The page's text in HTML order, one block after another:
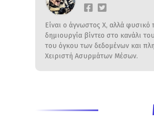
Είναι ο άγνωστος Χ, αλλά
δημιουργία βίντεο στο κανάλι
του όγκου των δεδομένων και
Χειριστή Ασυρμάτων Μέσων.